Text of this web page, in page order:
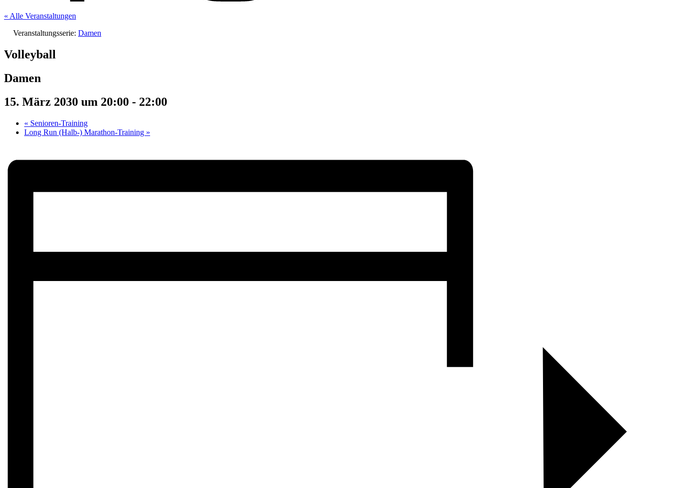
« Alle Veranstaltungen
Veranstaltungsserie: Damen
Volleyball
Damen
15. März 2030 um 20:00 - 22:00
« Senioren-Training
Long Run (Halb-) Marathon-Training »